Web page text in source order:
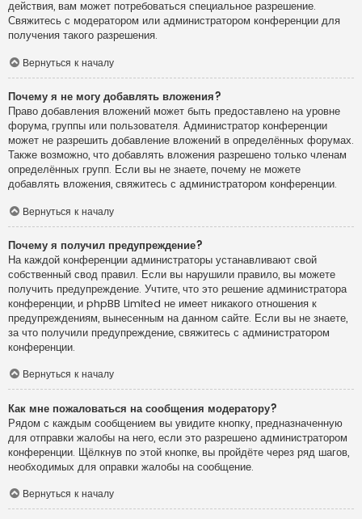
действия, вам может потребоваться специальное разрешение.
Свяжитесь с модератором или администратором конференции для
получения такого разрешения.
Вернуться к началу
Почему я не могу добавлять вложения?
Право добавления вложений может быть предоставлено на уровне
форума, группы или пользователя. Администратор конференции
может не разрешить добавление вложений в определённых форумах.
Также возможно, что добавлять вложения разрешено только членам
определённых групп. Если вы не знаете, почему не можете
добавлять вложения, свяжитесь с администратором конференции.
Вернуться к началу
Почему я получил предупреждение?
На каждой конференции администраторы устанавливают свой
собственный свод правил. Если вы нарушили правило, вы можете
получить предупреждение. Учтите, что это решение администратора
конференции, и phpBB Limited не имеет никакого отношения к
предупреждениям, вынесенным на данном сайте. Если вы не знаете,
за что получили предупреждение, свяжитесь с администратором
конференции.
Вернуться к началу
Как мне пожаловаться на сообщения модератору?
Рядом с каждым сообщением вы увидите кнопку, предназначенную
для отправки жалобы на него, если это разрешено администратором
конференции. Щёлкнув по этой кнопке, вы пройдёте через ряд шагов,
необходимых для оправки жалобы на сообщение.
Вернуться к началу